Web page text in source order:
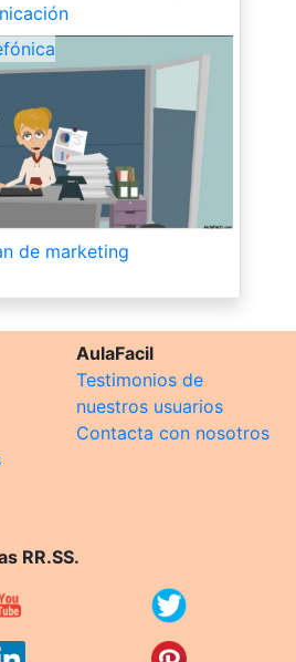
de marketing
AulaFacil
Testimonios de
nuestros usuarios
Contacta con nosotros
RR.SS.